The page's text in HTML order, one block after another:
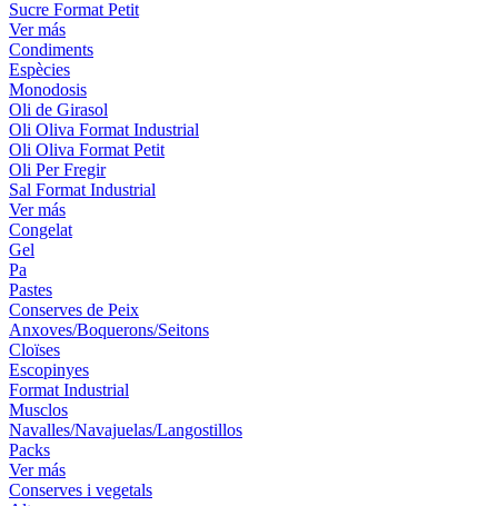
Sucre Format Petit
Ver más
Condiments
Espècies
Monodosis
Oli de Girasol
Oli Oliva Format Industrial
Oli Oliva Format Petit
Oli Per Fregir
Sal Format Industrial
Ver más
Congelat
Gel
Pa
Pastes
Conserves de Peix
Anxoves/Boquerons/Seitons
Cloïses
Escopinyes
Format Industrial
Musclos
Navalles/Navajuelas/Langostillos
Packs
Ver más
Conserves i vegetals